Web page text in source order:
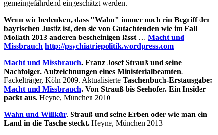
gemeingefährdend eingeschätzt werden.
Wenn wir bedenken, dass "Wahn" immer noch ein Begriff der
bayrischen Justiz ist, den sie von Gutachtenden wie im Fall
Mollath 2013 anderen bescheinigen lässt … Macht und
Missbrauch http://psychiatriepolitik.wordpress.com
Macht und Missbrauch. Franz Josef Strauß und seine
Nachfolger. Aufzeichnungen eines Ministerialbeamten.
Fackelträger, Köln 2009. Aktualisierte Taschenbuch-Erstausgabe:
Macht und Missbrauch. Von Strauß bis Seehofer. Ein Insider
packt aus. Heyne, München 2010
Wahn und Willkür. Strauß und seine Erben oder wie man ein
Land in die Tasche steckt. Heyne, München 2013